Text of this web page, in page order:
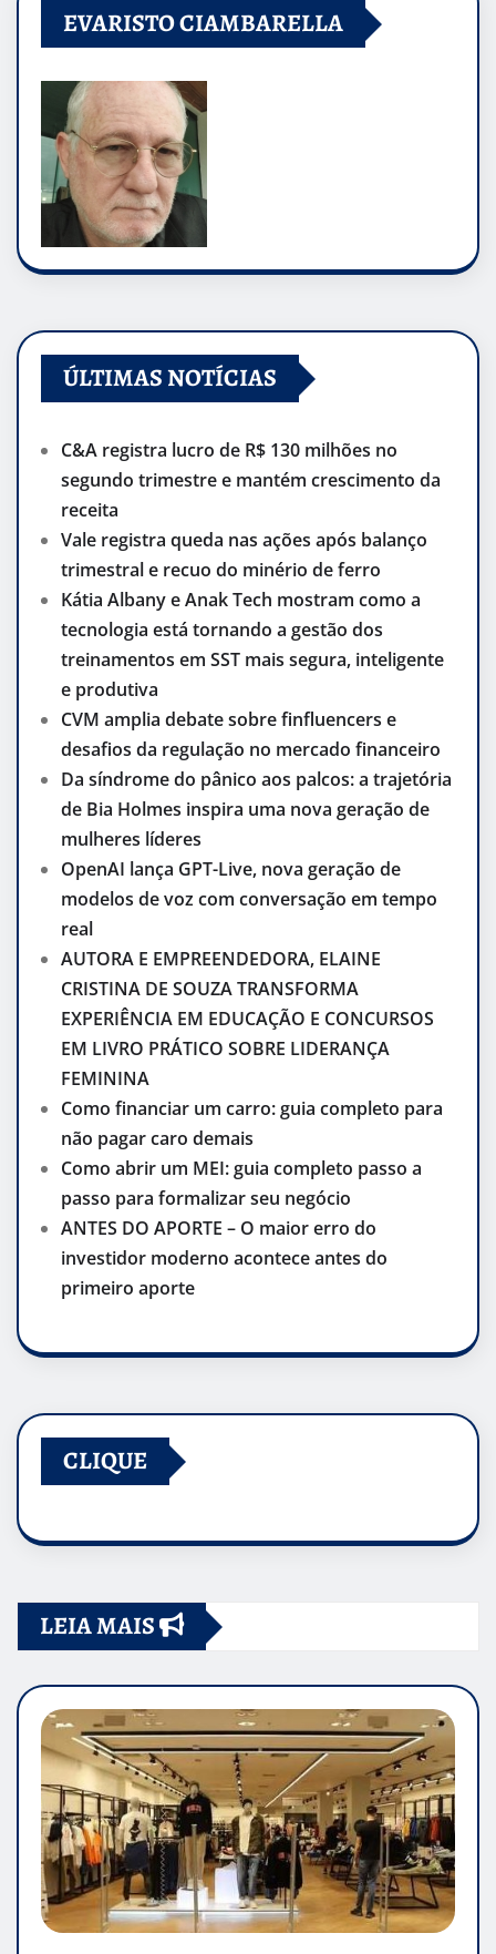
EVARISTO CIAMBARELLA
ÚLTIMAS NOTÍCIAS
C&A registra lucro de R$ 130 milhões no
segundo trimestre e mantém crescimento da
receita
Vale registra queda nas ações após balanço
trimestral e recuo do minério de ferro
Kátia Albany e Anak Tech mostram como a
tecnologia está tornando a gestão dos
treinamentos em SST mais segura, inteligente
e produtiva
CVM amplia debate sobre finfluencers e
desafios da regulação no mercado financeiro
Da síndrome do pânico aos palcos: a trajetória
de Bia Holmes inspira uma nova geração de
mulheres líderes
OpenAI lança GPT-Live, nova geração de
modelos de voz com conversação em tempo
real
AUTORA E EMPREENDEDORA, ELAINE
CRISTINA DE SOUZA TRANSFORMA
EXPERIÊNCIA EM EDUCAÇÃO E CONCURSOS
EM LIVRO PRÁTICO SOBRE LIDERANÇA
FEMININA
Como financiar um carro: guia completo para
não pagar caro demais
Como abrir um MEI: guia completo passo a
passo para formalizar seu negócio
ANTES DO APORTE – O maior erro do
investidor moderno acontece antes do
primeiro aporte
CLIQUE
LEIA MAIS